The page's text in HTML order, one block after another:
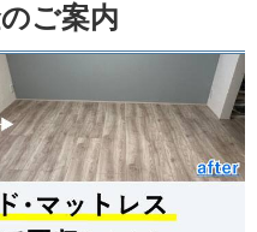
ご案内